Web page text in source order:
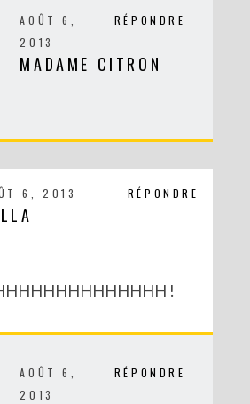
RÉPONDRE
AOÛT 6,
2013
MADAME CITRON
RÉPONDRE
6, 2013
!
RÉPONDRE
AOÛT 6,
2013